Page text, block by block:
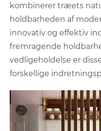
kombinerer træets
holdbarheden af
innovativ og effektiv
fremragende
vedligeholdelse er
forskellige